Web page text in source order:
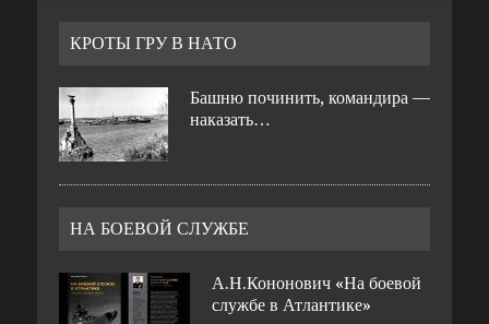
КРОТЫ ГРУ В НАТО
Башню починить, командира —
наказать…
НА БОЕВОЙ СЛУЖБЕ
А.Н.Кононович «На боевой
службе в Атлантике»